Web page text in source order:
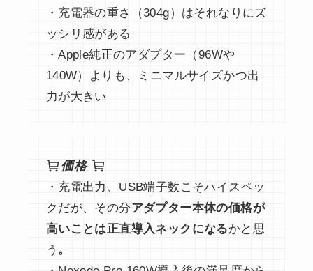
・充電器の重さ（304g）はそれなりにズ
ッシリ感がある
・Apple純正のアダプター（96Wや
140W）よりも、ミニマルサイズかつ出
力が大きい
価格
・充電出力、USB端子数こそハイスペッ
クだが、その分アダプター本体の価格が
高いことは正直導入ネックになるかと思
う 。